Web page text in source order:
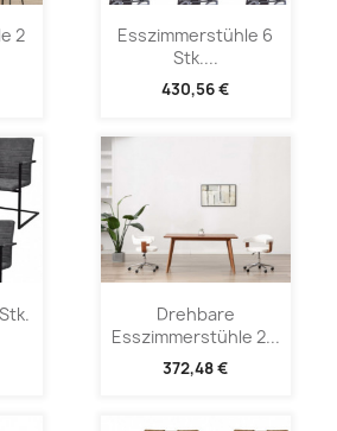
2
Esszimmerstühle 6
Stk....
430,56 €
Drehbare
Esszimmerstühle 2...
372,48 €